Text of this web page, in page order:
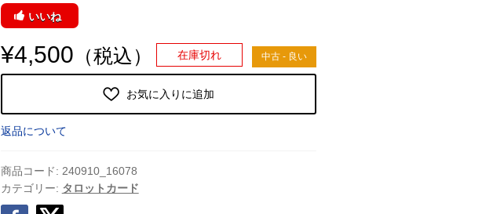
いいね
中古 - 良い
¥4,500 （税込） 在庫切れ
お気に入りに追加
返品について
商品コード: 240910_16078
カテゴリー: タロットカード